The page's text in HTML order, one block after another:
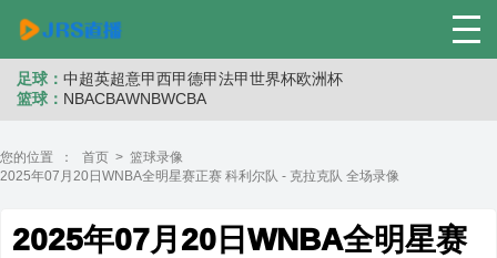
足球： 中超英超意甲西甲德甲法甲世界杯欧洲杯
篮球： NBACBAWNBWCBA
您的位置 ： 首页 > 篮球录像
2025年07月20日WNBA全明星赛正赛 科利尔队 - 克拉克队 全场录像
2025年07月20日WNBA全明星赛